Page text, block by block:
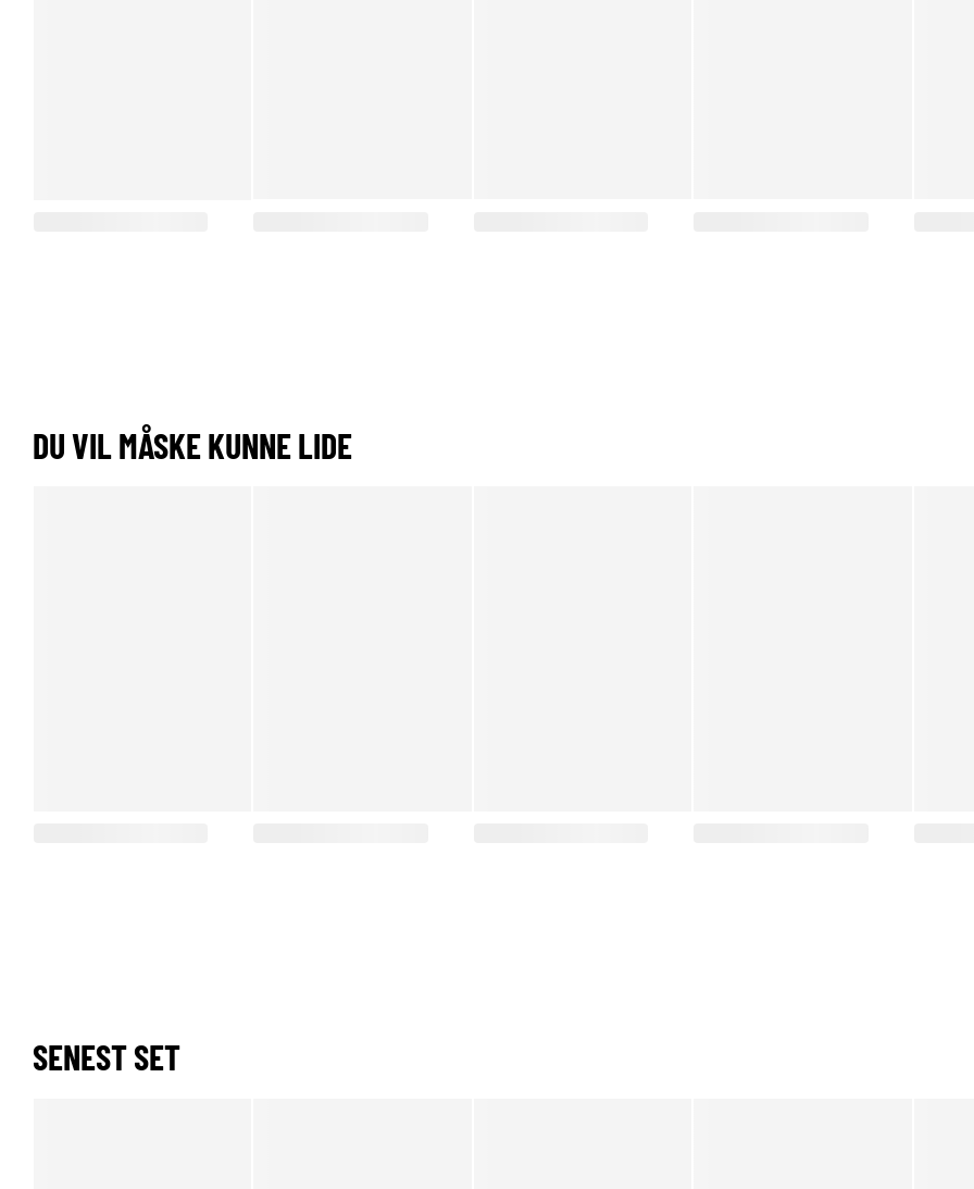
DU VIL MÅSKE KUNNE LIDE
SENEST SET